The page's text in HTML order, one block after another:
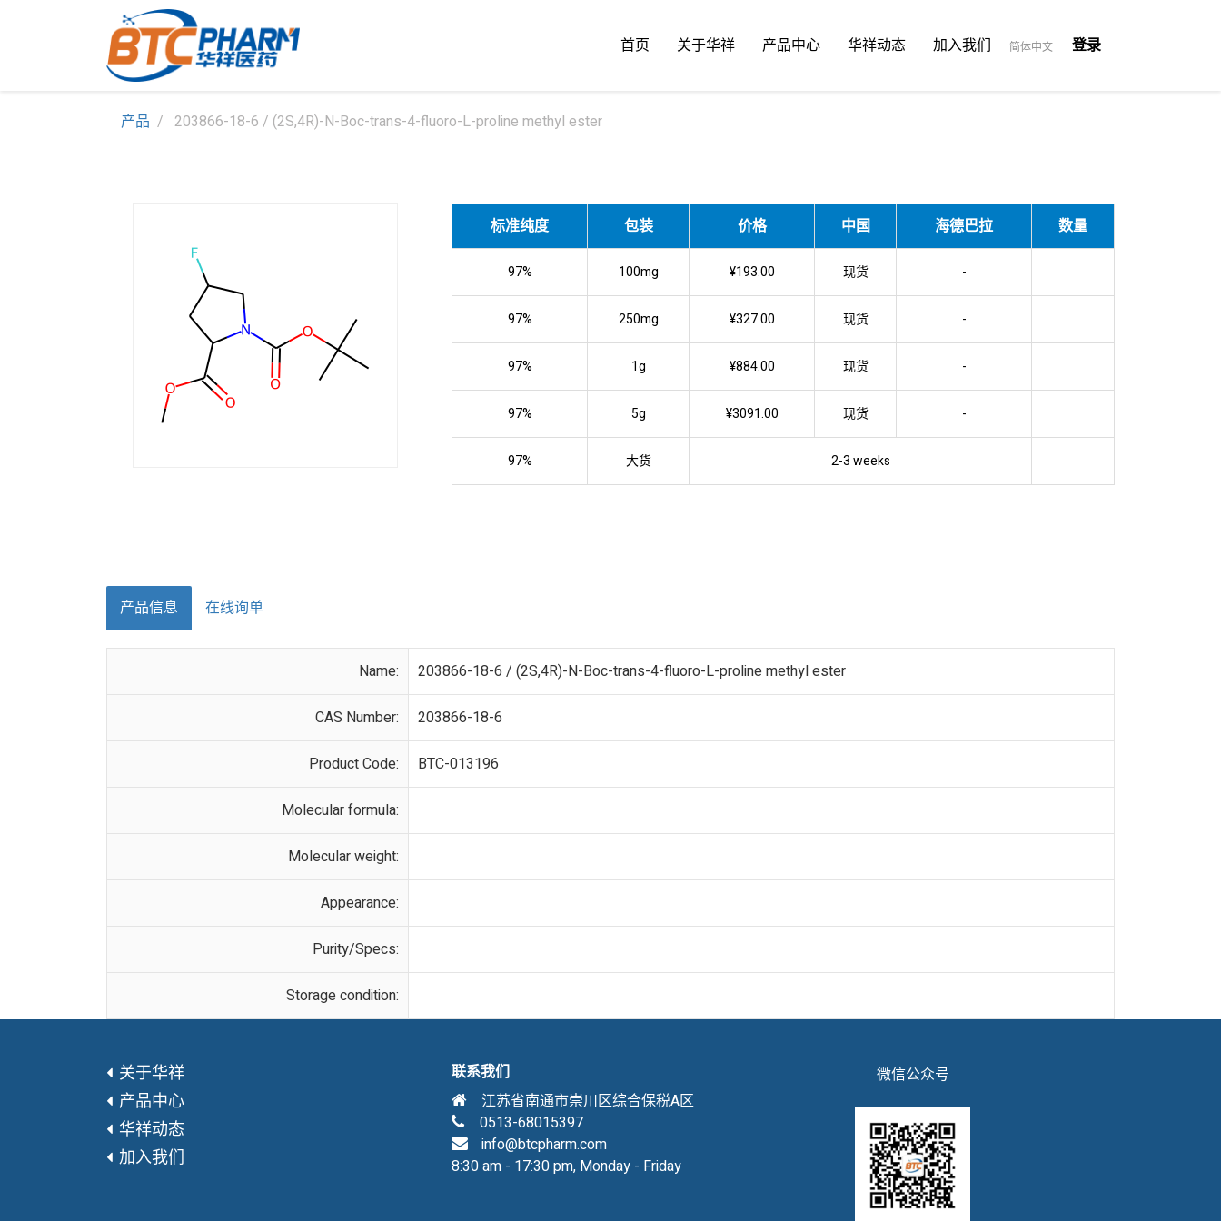
首页 关于华祥 产品中心 华祥动态 加入我们 简体中文 登录
产品 203866-18-6 / (2S,4R)-N-Boc-trans-4-fluoro-L-proline methyl ester
标准纯度 包装 价格 中国 海德巴拉 数量
97% 100mg ¥193.00 现货 -
97% 250mg ¥327.00 现货 -
97% 1g ¥884.00 现货 -
97% 5g ¥3091.00 现货 -
97% 大货 2-3 weeks
产品信息 在线询单
Name: 203866-18-6 / (2S,4R)-N-Boc-trans-4-fluoro-L-proline methyl ester
CAS Number: 203866-18-6
Product Code: BTC-013196
Molecular formula:
Molecular weight:
Appearance:
Purity/Specs:
Storage condition:
关于华祥
产品中心
华祥动态
加入我们
联系我们
江苏省南通市崇川区综合保税A区
0513-68015397
info@btcpharm.com
8:30 am - 17:30 pm, Monday - Friday
微信公众号